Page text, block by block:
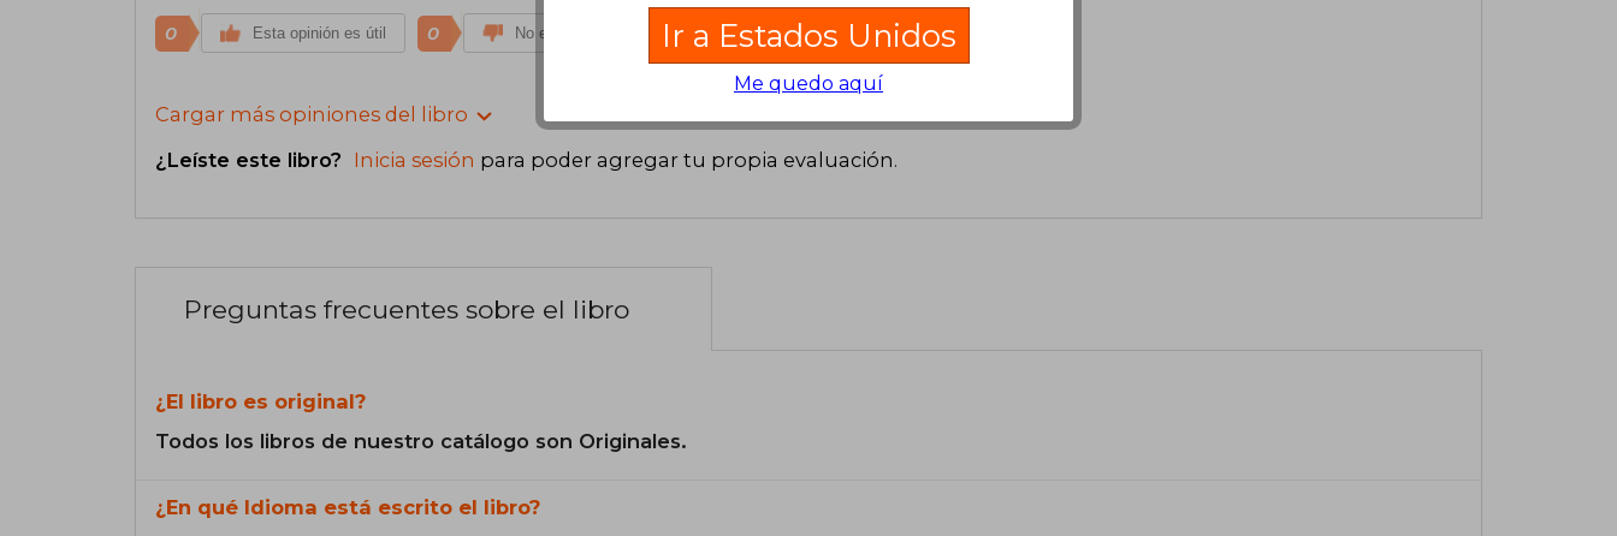
0 Esta opinión es útil 0 No es útil
Cargar más opiniones del libro
¿Leíste este libro? Inicia sesión para poder agregar tu propia evaluación.
Preguntas frecuentes sobre el libro
¿El libro es original?
Todos los libros de nuestro catálogo son Originales.
¿En qué Idioma está escrito el libro?
Ir a Estados Unidos
Me quedo aquí